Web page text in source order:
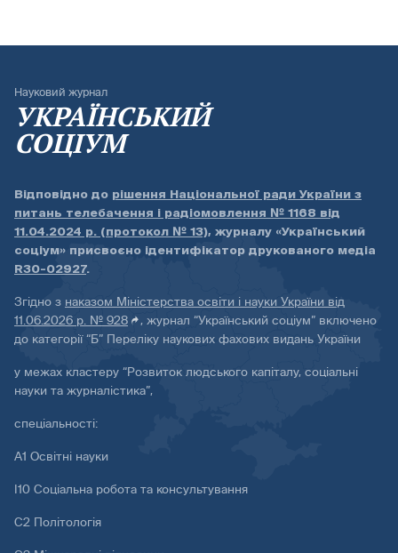
Науковий журнал
УКРАЇНСЬКИЙ
СОЦІУМ
Відповідно до рішення Національної ради України з
питань телебачення і радіомовлення № 1168 від
11.04.2024 р. (протокол № 13), журналу «Український
соціум» присвоєно ідентифікатор друкованого медіа
R30-02927.
Згідно з наказом Міністерства освіти і науки України від
11.06.2026 р. № 928
, журнал “Український соціум” включено
до категорії “Б” Переліку наукових фахових видань України
у межах кластеру “Розвиток людського капіталу, соціальні
науки та журналістика”,
спеціальності:
А1 Освітні науки
І10 Соціальна робота та консультування
С2 Політологія